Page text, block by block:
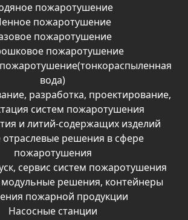
пожаротушение
пожаротушение
пожаротушение
пожаротушение
вода)
разработка, проектирование,
систем пожаротушения
и литий-содержащих изделий
отраслевые решения в сфере
пожаротушения
сервис систем пожаротушения
модульные решения, контейнеры
пожарной продукции
Насосные станции